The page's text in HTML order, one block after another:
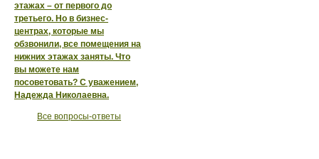
этажах – от первого до
третьего. Но в бизнес-
центрах, которые мы
обзвонили, все помещения на
нижних этажах заняты. Что
вы можете нам
посоветовать? С уважением,
Надежда Николаевна.
Все вопросы-ответы